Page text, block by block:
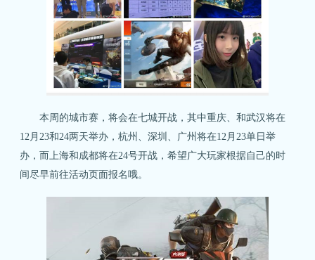
本周的城市赛，将会在七城开战，其中重庆、和武汉将在
12月23和24两天举办，杭州、深圳、广州将在12月23单日举
办，而上海和成都将在24号开战，希望广大玩家根据自己的时
间尽早前往活动页面报名哦。